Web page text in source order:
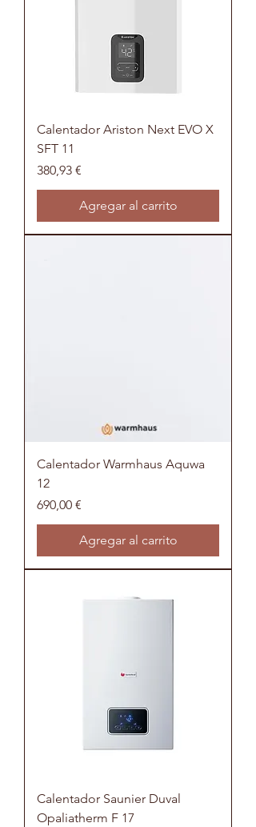
Calentador Ariston Next EVO X
SFT 11
Precio
380,93 €
Agregar al carrito
Calentador Warmhaus Aquwa
12
Precio
690,00 €
Agregar al carrito
Calentador Saunier Duval
Opaliatherm F 17